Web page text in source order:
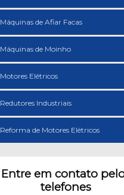
Máquinas de Afiar Facas
Máquinas de Moinho
Motores Elétricos
Redutores Industriais
Reforma de Motores Elétricos
Entre em contato
telefones